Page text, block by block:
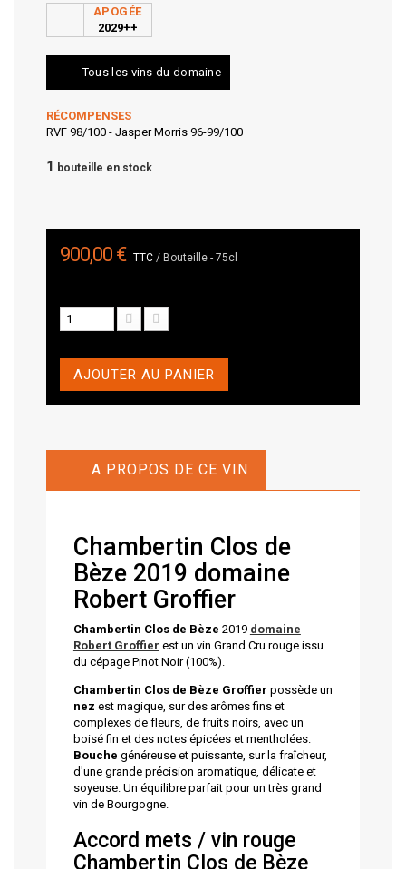
APOGÉE
2029++
Tous les vins du domaine
RÉCOMPENSES
RVF 98/100 - Jasper Morris 96-99/100
1 bouteille en stock
900,00 € TTC/ Bouteille - 75cl
AJOUTER AU PANIER
A PROPOS DE CE VIN
Chambertin Clos de
Bèze 2019 domaine
Robert Groffier
Chambertin Clos de Bèze 2019 domaine
Robert Groffier est un vin Grand Cru rouge issu
du cépage Pinot Noir (100%).
Chambertin Clos de Bèze Groffier possède un
nez est magique, sur des arômes fins et
complexes de fleurs, de fruits noirs, avec un
boisé fin et des notes épicées et mentholées.
Bouche généreuse et puissante, sur la fraîcheur,
d'une grande précision aromatique, délicate et
soyeuse. Un équilibre parfait pour un très grand
vin de Bourgogne.
Accord mets / vin rouge
Chambertin Clos de Bèze